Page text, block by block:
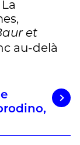
et
au-delà